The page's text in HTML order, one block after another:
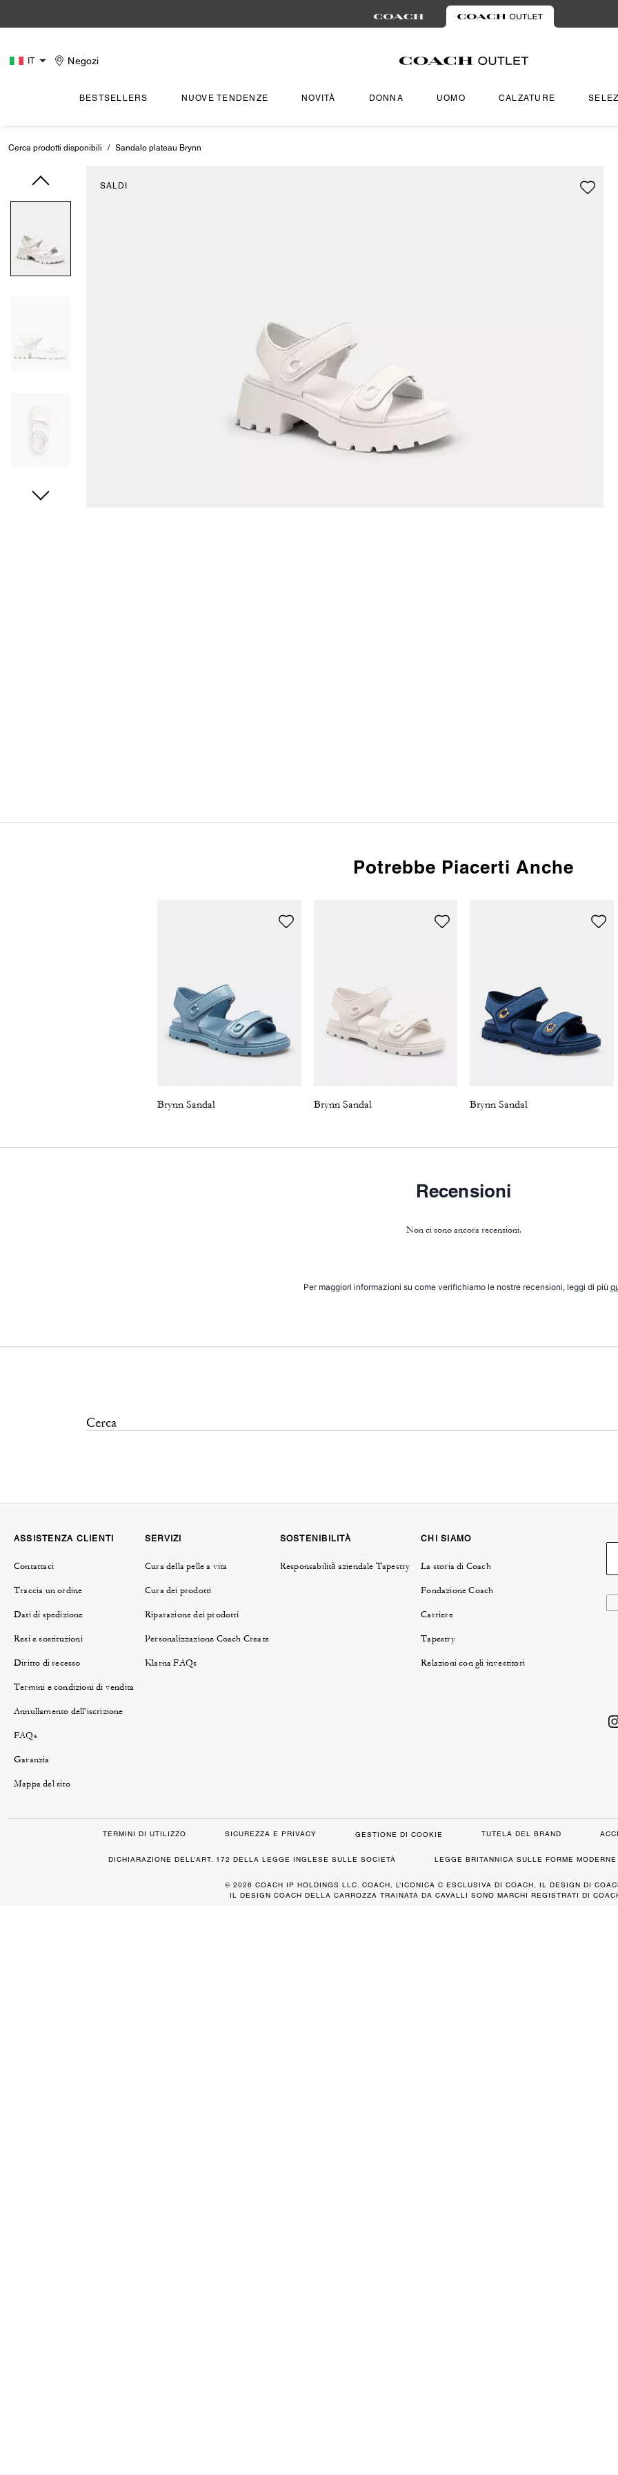
IT Negozi
BESTSELLERS NUOVE TENDENZE NOVITÀ DONNA UOMO CALZATURE
Cerca prodotti disponibili / Sandalo plateau Brynn
SALDI
Potrebbe Piacerti Anche
Brynn Sandal Brynn Sandal Brynn Sandal
Recensioni
Non ci sono ancora recensioni.
Per maggiori informazioni su come verifichiamo le nostre recensioni, leggi di più
ASSISTENZA CLIENTI
Contattaci
Traccia un ordine
Dati di spedizione
Resi e sostituzioni
Diritto di recesso
Termini e condizioni di vendita
Annullamento dell'iscrizione
FAQs
Garanzia
Mappa del sito
SERVIZI
Cura della pelle a vita
Cura dei prodotti
Riparazione dei prodotti
Personalizzazione Coach Create
Klarna FAQs
SOSTENIBILITÀ
Responsabilità aziendale Tapestry
CHI SIAMO
La storia di Coach
Fondazione Coach
Carriere
Tapestry
Relazioni con gli investitori
TERMINI DI UTILIZZO SICUREZZA E PRIVACY GESTIONE DI COOKIE TUTELA DEL BRAND
DICHIARAZIONE DELL’ART. 172 DELLA LEGGE INGLESE SULLE SOCIETÀ LEGGE BRITANNICA SULLE FORME
© 2026 COACH IP HOLDINGS LLC. COACH, L’ICONICA C ESCLUSIVA DI COACH, IL DESIGN DI
IL DESIGN COACH DELLA CARROZZA TRAINATA DA CAVALLI SONO MARCHI REGISTRATI DI